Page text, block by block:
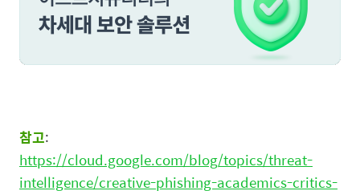
참고:
https://cloud.google.com/blog/topics/threat-
intelligence/creative-phishing-academics-critics-